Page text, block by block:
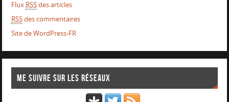
Flux RSSdes articles
RSSdes commentaires
Site de WordPress-FR
Me suivre sur les réseaux